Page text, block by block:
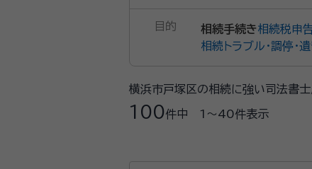
目的 相続手続き相続税申
相続トラブル・調停・
横浜市戸塚区の相続に強い司法書
100件中 1〜40件表示